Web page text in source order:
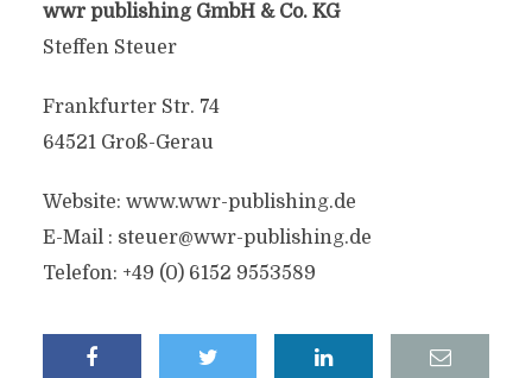
wwr publishing GmbH & Co. KG
Steffen Steuer
Frankfurter Str. 74
64521 Groß-Gerau
Website: www.wwr-publishing.de
E-Mail : steuer@wwr-publishing.de
Telefon: +49 (0) 6152 9553589